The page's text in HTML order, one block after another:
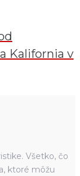
Kalifornia v
Všetko, čo
ktoré môžu